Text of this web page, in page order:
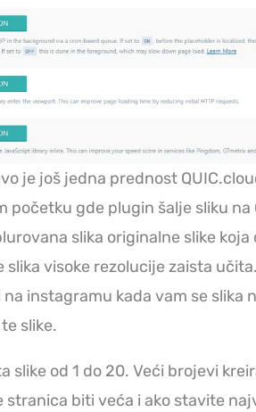
je još jedna prednost
početku gde plugin šalje sliku na
slika originalne slike koja
slika visoke rezolucije zaista
instagramu kada vam se slika
slike.
slike od 1 do 20. Veći brojevi
stranica biti veća i ako stavite